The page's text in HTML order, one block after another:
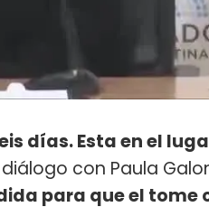
días. Esta en el
con Paula
para que el tome